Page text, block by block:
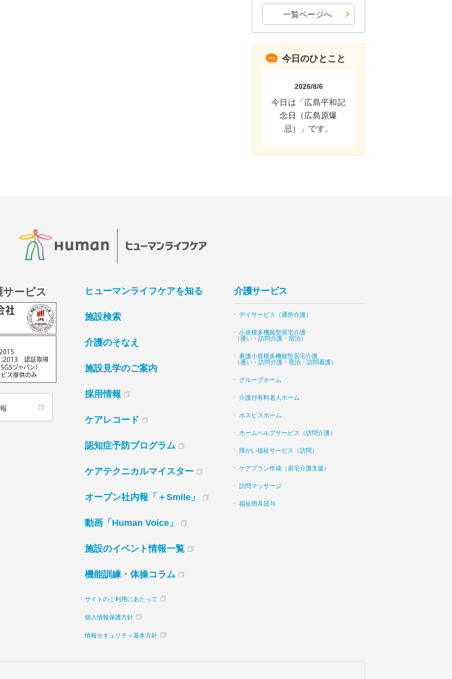
一覧ページへ
今日のひとこと
2026/8/6
今日は「広島平和記
念日（広島原爆
忌）」です。
ービス ヒューマンライフケアを知る
施設検索
介護のそなえ
施設見学のご案内
採用情報
ケアレコード
認知症予防プログラム
ケアテクニカルマイスター
オープン社内報「＋Smile」
動画「Human Voice」
施設のイベント情報一覧
機能訓練・体操コラム
サイトのご利用にあたって
個人情報保護方針
情報セキュリティ基本方針
介護サービス
デイサービス（通所介護）
小規模多機能型居宅介護
（通い・訪問介護・宿泊）
看護小規模多機能型居宅介護
（通い・訪問介護・宿泊・訪問看護）
グループホーム
介護付有料老人ホーム
ホスピスホーム
ホームヘルプサービス（訪問介護）
障がい福祉サービス（訪問）
ケアプラン作成（居宅介護支援）
訪問マッサージ
福祉用具貸与